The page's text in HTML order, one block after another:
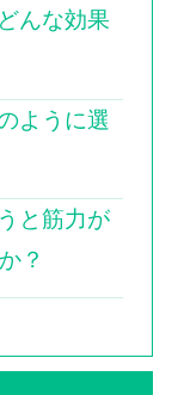
んな効果
ように選
と筋力が
？